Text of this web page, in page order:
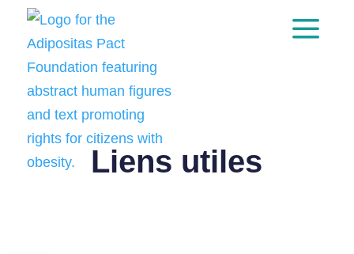
Skip
content
a
Liens utiles